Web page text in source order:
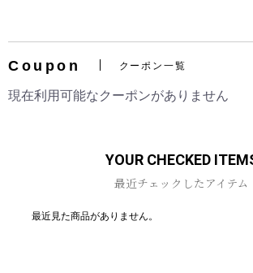
Coupon クーポン一覧
現在利用可能なクーポンがありません
YOUR CHECKED
最近チェックしたアイテム
最近見た商品がありません。